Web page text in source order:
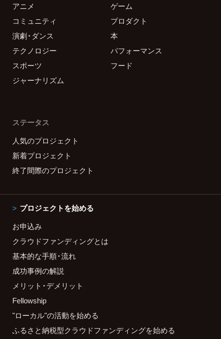
アニメ
ゲーム
コミュニティ
プロダクト
演劇・ダンス
本
テクノロジー
パフォーマンス
スポーツ
フード
ジャーナリズム
ステータス
人気のプロジェクト
新着プロジェクト
終了間際のプロジェクト
プロジェクトを始める
お申込み
クラウドファンディングとは
基本的な手順・流れ
成功事例の解説
メリット・デメリット
Fellowship
"ローカル"の活動を始める
ふるさと納税型クラウドファンディングを始める